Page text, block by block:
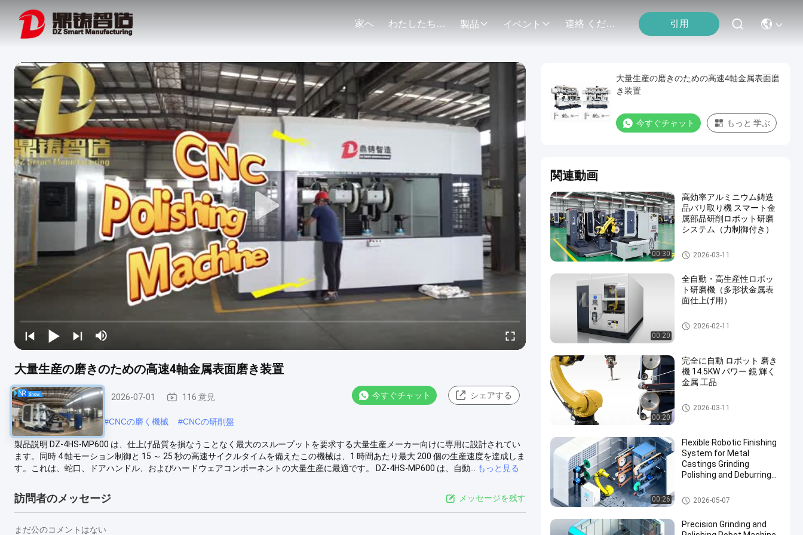
家へ わたしたち に つい て 製品 イベント 連絡 ください 引用
大量生産の磨きのための高速4軸金属表面磨き装置
CNCの磨く機械 2026-07-01 116 意見 今すぐチャット シェアする
#産業金属の磨く機械 #CNCの磨く機械 #CNCの研削盤
製品説明 DZ-4HS-MP600 は、仕上げ品質を損なうことなく最大のスループットを要求する大量生産メーカー向けに専用に設計されてい
ます。同時 4 軸モーション制御と 15 ～ 25 秒の高速サイクルタイムを備えたこの機械は、1 時間あたり最大 200 個の生産速度を達成しま
す。これは、蛇口、ドアハンドル、およびハードウェアコンポーネントの大量生産に最適です。 DZ-4HS-MP600 は、自動...
もっと見る
訪問者のメッセージ メッセージを残す
まだ公のコメントはない
大量生産の磨きのための高速4軸金属表面磨
き装置
今すぐチャット もっと 学ぶ
関連動画
00:30
高効率アルミニウム鋳造
品バリ取り機 スマート金
属部品研削ロボット研磨
システム（力制御付き）
自動粉砕の磨く機械
2026-03-11
00:20
全自動・高生産性ロボッ
ト研磨機（多形状金属表
面仕上げ用）
CNCの磨く機械
2026-02-11
00:20
完全に自動 ロボット 磨き
機 14.5KW パワー 鏡 輝く
金属 工品
ロボット デブーリング 磨き 磨
き 機械
2026-03-11
00:26
Flexible Robotic Finishing
System for Metal
Castings Grinding
Polishing and Deburring
磨きや磨き機
2026-05-07
Precision Grinding and